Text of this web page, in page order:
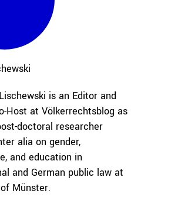
is an Editor and
Host at Völkerrechtsblog as
doctoral researcher
alia on gender,
and education in
and German public law at
Münster.